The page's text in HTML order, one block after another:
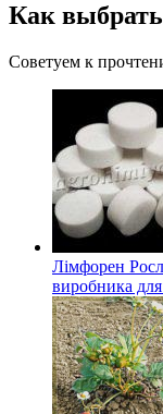
Как
Советуем к
Лімфорен
виробника